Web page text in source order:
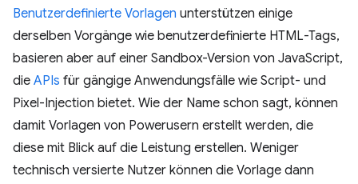
Benutzerdefinierte Vorlagen unterstützen einige
derselben Vorgänge wie benutzerdefinierte HTML-Tags,
basieren aber auf einer Sandbox-Version von JavaScript,
die APIs für gängige Anwendungsfälle wie Script- und
Pixel-Injection bietet. Wie der Name schon sagt, können
damit Vorlagen von Powerusern erstellt werden, die
diese mit Blick auf die Leistung erstellen. Weniger
technisch versierte Nutzer können die Vorlage dann